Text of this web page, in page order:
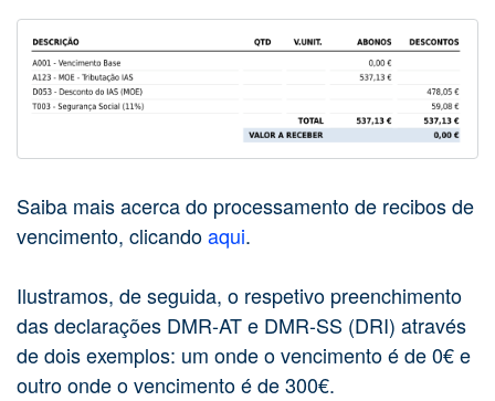
Saiba mais acerca do processamento de recibos de
vencimento, clicandoaqui.
Ilustramos, de seguida, o respetivo preenchimento
das declarações DMR-AT e DMR-SS (DRI) através
de dois exemplos: um onde o vencimento é de 0€ e
outro onde o vencimento é de 300€.